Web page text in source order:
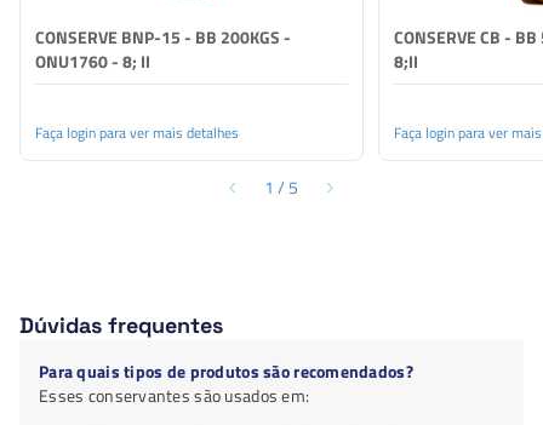
CONSERVE BNP-15 - BB 200KGS -
ONU1760 - 8; II
Faça login para ver mais detalhes
CONSERVE CB -
8;II
Faça login para ver
1 /5
Dúvidas frequentes
Para quais tipos de produtos são recomendados?
Esses conservantes são usados em: